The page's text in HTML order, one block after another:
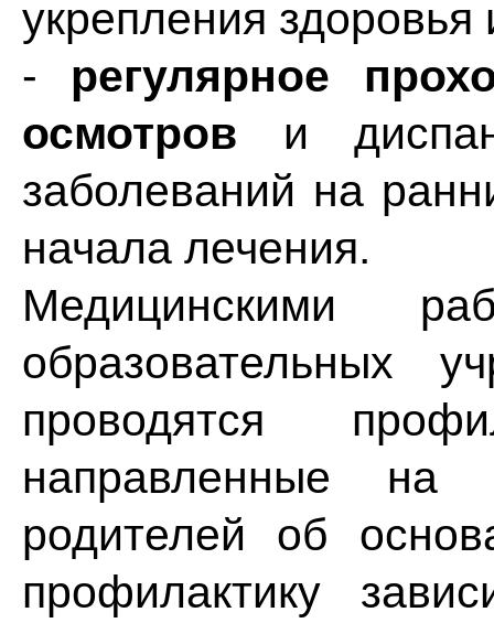
укрепления здоровья
- регулярное
осмотров и
заболеваний на
начала лечения.
Медицинскими
образовательных
проводятся
направленные на
родителей об
профилактику